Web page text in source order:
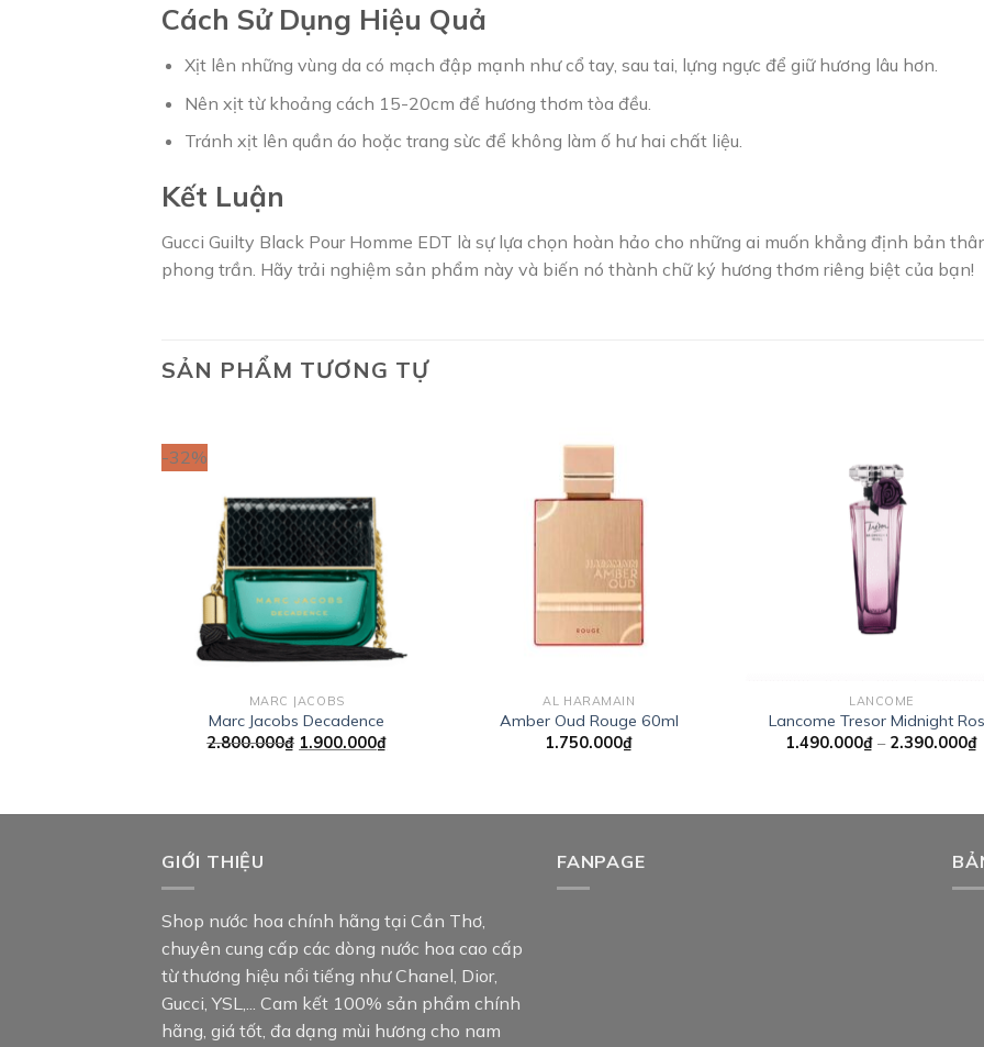
Cách Sử Dụng Hiệu Quả
Xịt lên những vùng da có mạch đập mạnh như cổ tay, sau tai, lựng ngực để giữ hương lâu hơn.
Nên xịt từ khoảng cách 15-20cm để hương thơm tòa đều.
Tránh xịt lên quần áo hoặc trang sừc để không làm ố hư hai chất liệu.
Kết Luận
Gucci Guilty Black Pour Homme EDT là sự lựa chọn hoàn hảo cho những ai muốn khẳng định bản
phong trần. Hãy trải nghiệm sản phẩm này và biến nó thành chữ ký hương thơm riêng biệt của bạn!
SẢN PHẨM TƯƠNG TỰ
-32%
Add to
wishlist
MARC JACOBS
Marc Jacobs Decadence
2.800.000₫ Giá
1.900.000₫Giá
AL HARAMAIN
Amber Oud Rouge 60ml
1.750.000₫
LANCOME
Lancome Tresor Midnight
1.490.000₫ – 2.390.000₫
GIỚI THIỆU
Shop nước hoa chính hãng tại Cần Thơ,
chuyên cung cấp các dòng nước hoa cao cấp
từ thương hiệu nổi tiếng như Chanel, Dior,
Gucci, YSL,... Cam kết 100% sản phẩm chính
hãng, giá tốt, đa dạng mùi hương cho nam
FANPAGE